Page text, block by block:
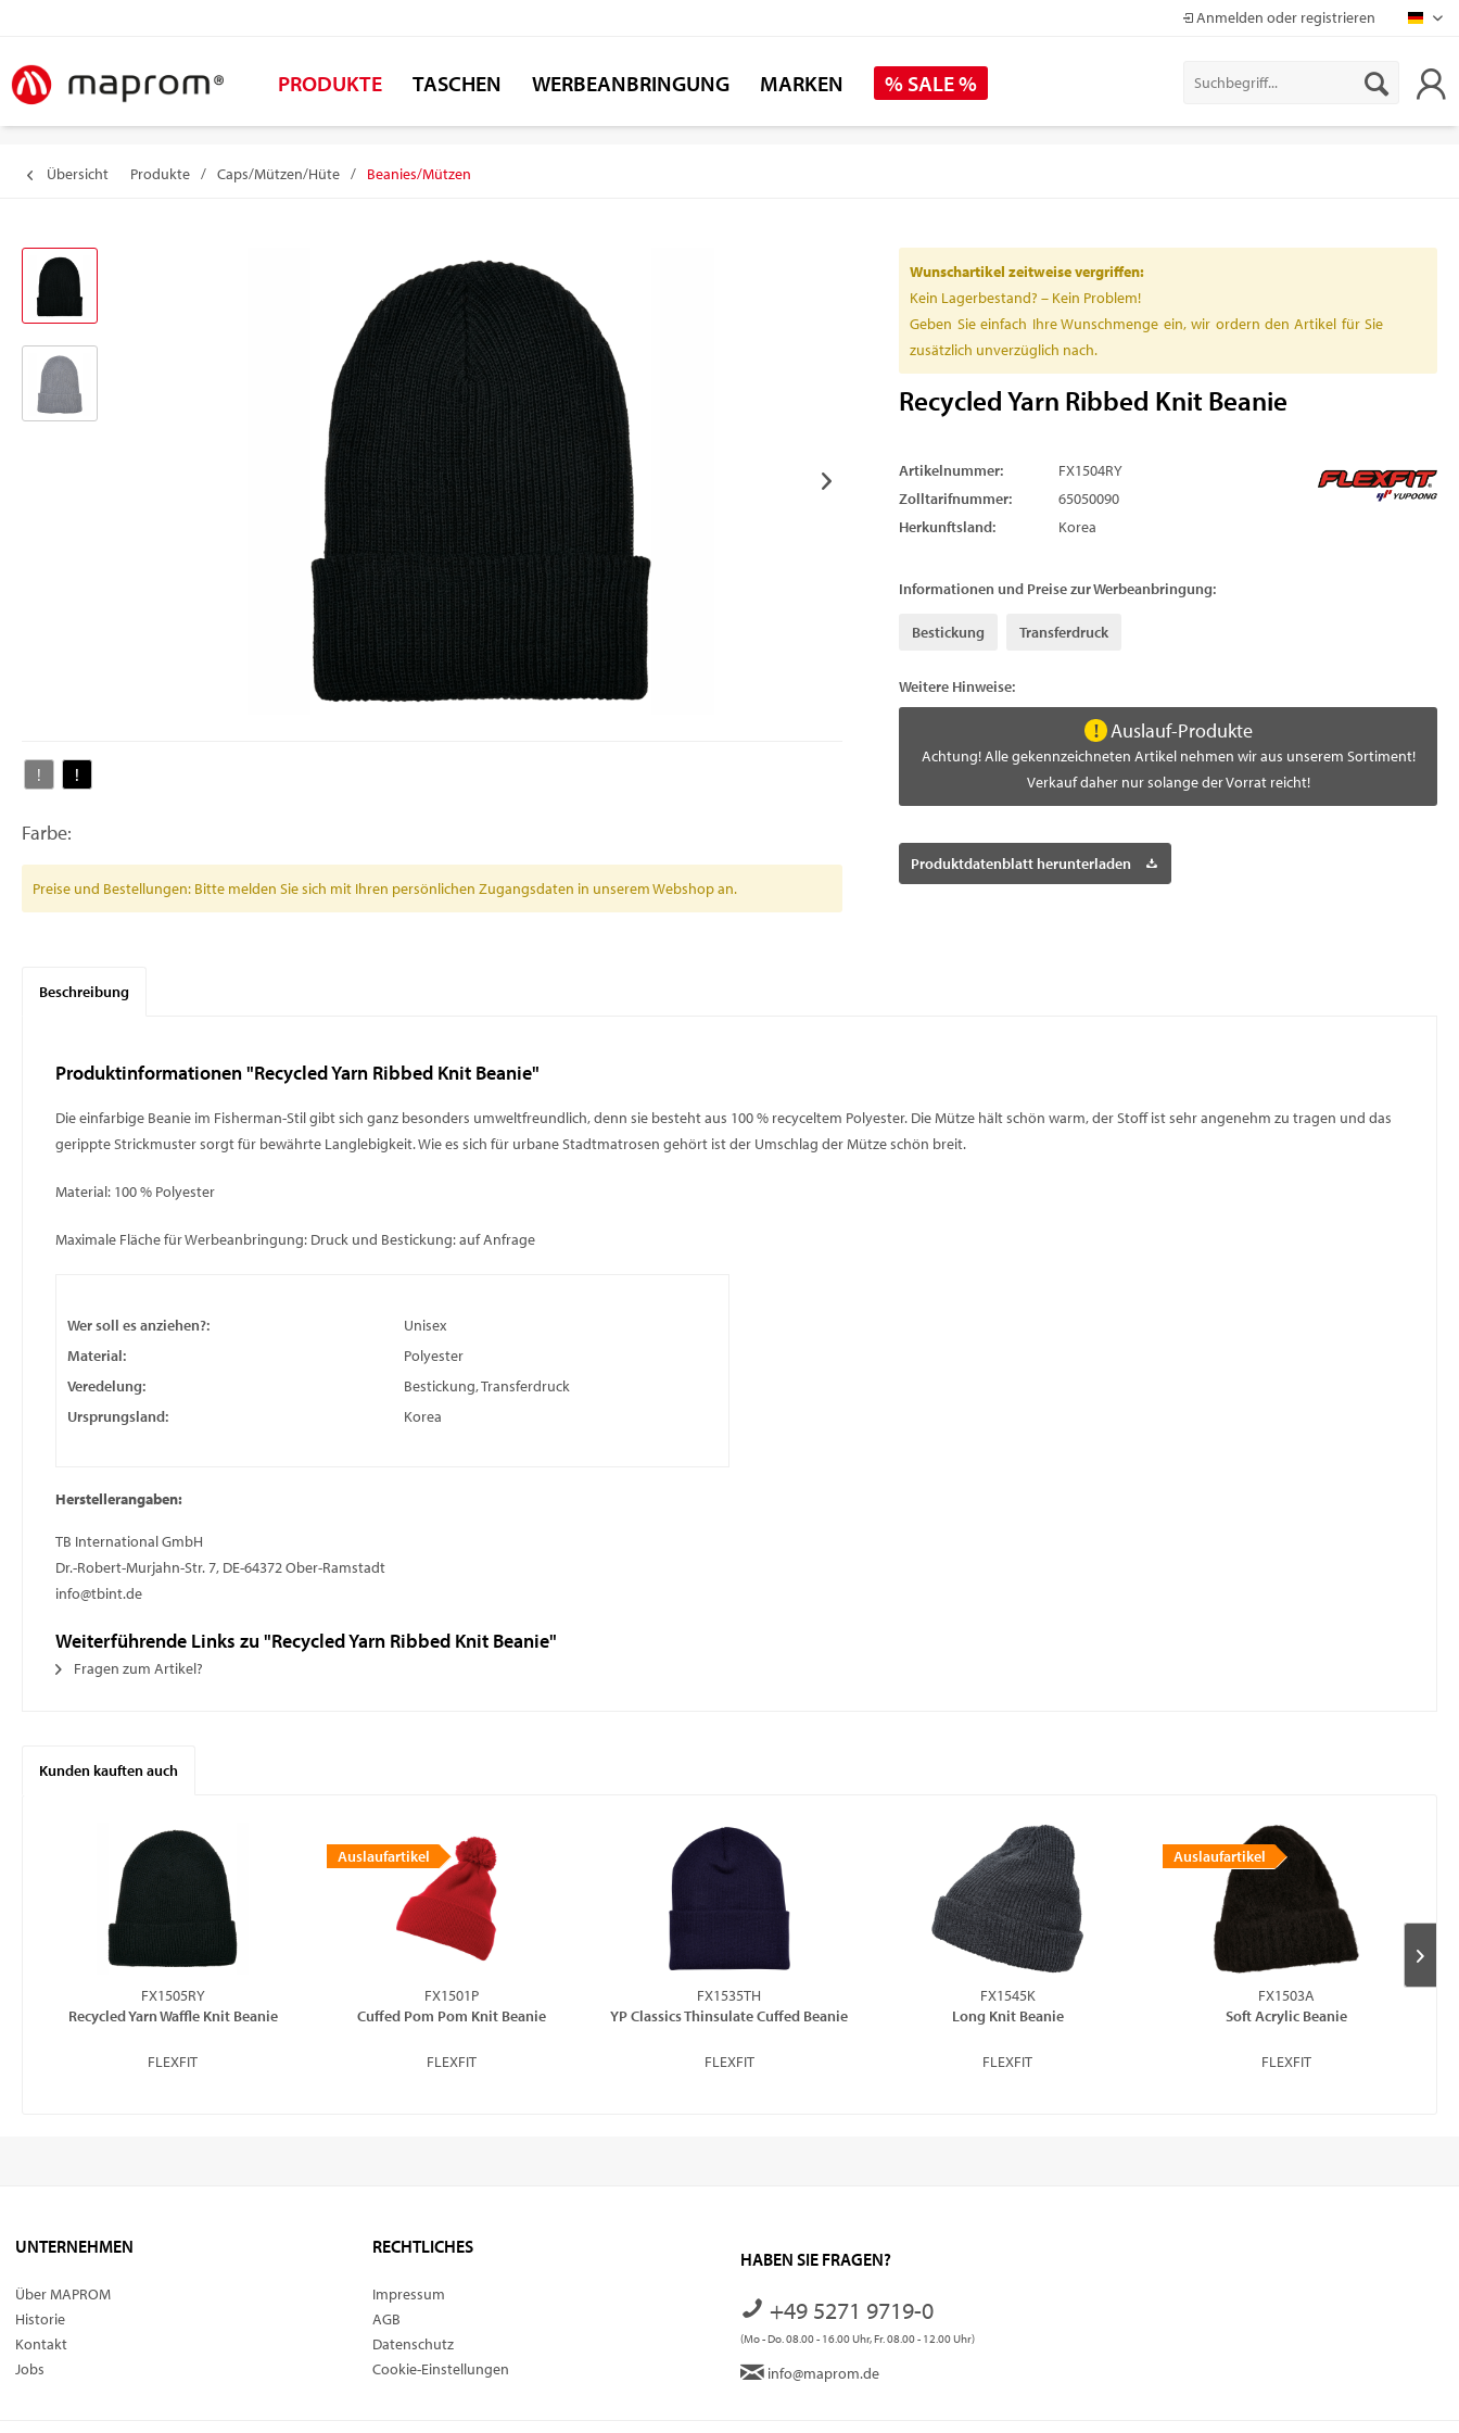
Anmelden oder registrieren
PRODUKTE TASCHEN WERBEANBRINGUNG MARKEN % SALE %
Übersicht Produkte / Caps/Mützen/Hüte / Beanies/Mützen
Farbe:
Preise und Bestellungen: Bitte melden Sie sich mit Ihren persönlichen Zugangsdaten in unserem Webshop an.
Wunschartikel zeitweise vergriffen:
Kein Lagerbestand? – Kein Problem!
Geben Sie einfach Ihre Wunschmenge ein, wir ordern den Artikel für Sie
zusätzlich unverzüglich nach.
Recycled Yarn Ribbed Knit Beanie
Artikelnummer:
FX1504RY
Zolltarifnummer:
65050090
Herkunftsland:
Korea
Informationen und Preise zur Werbeanbringung:
Bestickung Transferdruck
Weitere Hinweise:
Auslauf-Produkte
Achtung! Alle gekennzeichneten Artikel nehmen wir aus unserem Sortiment!
Verkauf daher nur solange der Vorrat reicht!
Produktdatenblatt herunterladen
Beschreibung
Produktinformationen "Recycled Yarn Ribbed Knit Beanie"
Die einfarbige Beanie im Fisherman-Stil gibt sich ganz besonders umweltfreundlich, denn sie besteht aus 100 % recyceltem Polyester. Die Mütze hält schön warm, der Stoff ist sehr angenehm zu tragen und das
gerippte Strickmuster sorgt für bewährte Langlebigkeit. Wie es sich für urbane Stadtmatrosen gehört ist der Umschlag der Mütze schön breit.
Material: 100 % Polyester
Maximale Fläche für Werbeanbringung: Druck und Bestickung: auf Anfrage
Wer soll es anziehen?:
Unisex
Material:
Polyester
Veredelung:
Bestickung, Transferdruck
Ursprungsland:
Korea
Herstellerangaben:
TB International GmbH
Dr.-Robert-Murjahn-Str. 7, DE-64372 Ober-Ramstadt
info@tbint.de
Weiterführende Links zu "Recycled Yarn Ribbed Knit Beanie"
Fragen zum Artikel?
Kunden kauften auch
FX1505RY
Recycled Yarn Waffle Knit Beanie
FLEXFIT
Auslaufartikel
FX1501P
Cuffed Pom Pom Knit Beanie
FLEXFIT
FX1535TH
YP Classics Thinsulate Cuffed Beanie
FLEXFIT
FX1545K
Long Knit Beanie
FLEXFIT
Auslaufartikel
FX1503A
Soft Acrylic Beanie
FLEXFIT
UNTERNEHMEN
Über MAPROM
Historie
Kontakt
Jobs
RECHTLICHES
Impressum
AGB
Datenschutz
Cookie-Einstellungen
HABEN SIE FRAGEN?
+49 5271 9719-0
(Mo - Do. 08.00 - 16.00 Uhr, Fr. 08.00 - 12.00 Uhr)
info@maprom.de